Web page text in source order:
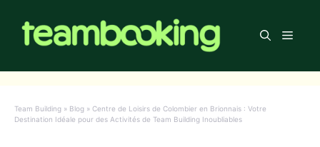
contenu
Menu
Team Building » Blog » Centre de Loisirs de Colombier en Brionnais : Votre
Destination Idéale pour des Activités de Team Building Inoubliables